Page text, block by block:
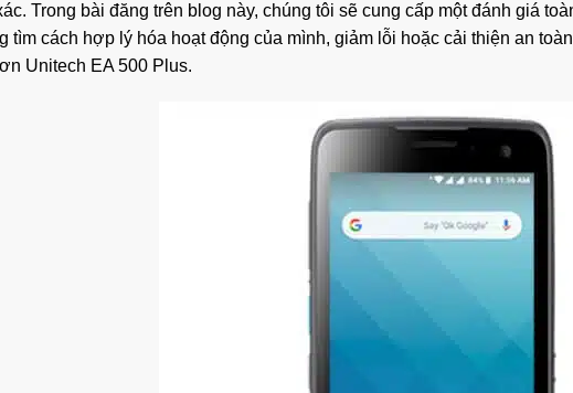
Trong bài đăng trên blog này, chúng tôi sẽ cung cấp một đánh giá
tìm cách hợp lý hóa hoạt động của mình, giảm lỗi hoặc cải thiện an
Unitech EA 500 Plus.